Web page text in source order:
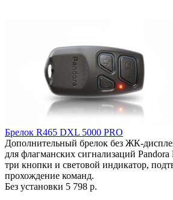
Брелок R465 DXL 5000 PRO
Дополнительный брелок без ЖК-
для флагманских сигнализаций
три кнопки и световой индикатор,
прохождение команд.
Без установки 5 798 р.